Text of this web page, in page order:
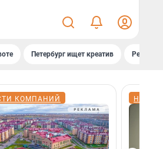
Петербург ищет креатив
КОМПАНИЙ